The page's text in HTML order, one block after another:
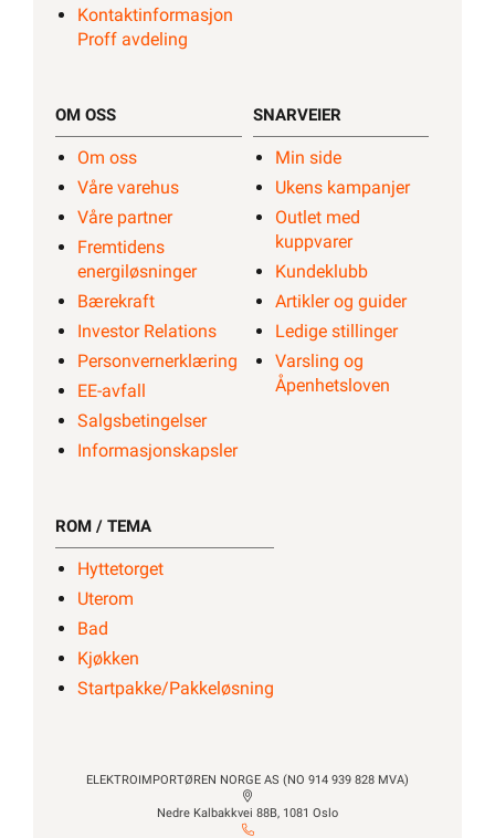
Kontaktinformasjon
Proff avdeling
OM OSS
Om oss
Våre varehus
Våre partner
Fremtidens
energiløsninger
Bærekraft
Investor Relations
Personvernerklæring
EE-avfall
Salgsbetingelser
Informasjonskapsler
SNARVEIER
Min side
Ukens kampanjer
Outlet med
kuppvarer
Kundeklubb
Artikler og guider
Ledige stillinger
Varsling og
Åpenhetsloven
ROM / TEMA
Hyttetorget
Uterom
Bad
Kjøkken
Startpakke/Pakkeløsning
ELEKTROIMPORTØREN NORGE AS (NO 914 939 828 MVA)
Nedre Kalbakkvei 88B, 1081 Oslo